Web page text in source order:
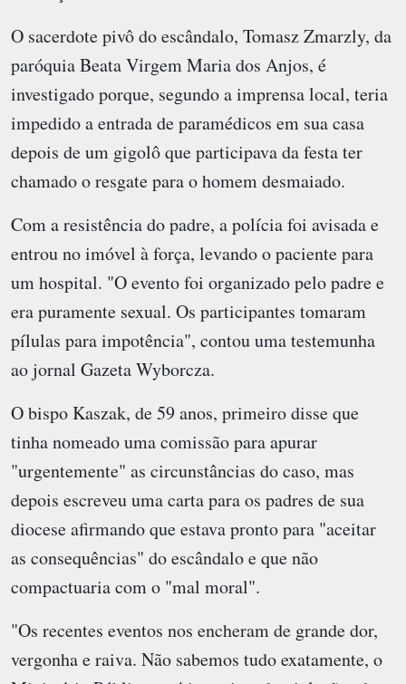
O sacerdote pivô do escândalo, Tomasz Zmarzly, da
paróquia Beata Virgem Maria dos Anjos, é
investigado porque, segundo a imprensa local, teria
impedido a entrada de paramédicos em sua casa
depois de um gigolô que participava da festa ter
chamado o resgate para o homem desmaiado.
Com a resistência do padre, a polícia foi avisada e
entrou no imóvel à força, levando o paciente para
um hospital. "O evento foi organizado pelo padre e
era puramente sexual. Os participantes tomaram
pílulas para impotência", contou uma testemunha
ao jornal Gazeta Wyborcza.
O bispo Kaszak, de 59 anos, primeiro disse que
tinha nomeado uma comissão para apurar
"urgentemente" as circunstâncias do caso, mas
depois escreveu uma carta para os padres de sua
diocese afirmando que estava pronto para "aceitar
as consequências" do escândalo e que não
compactuaria com o "mal moral".
"Os recentes eventos nos encheram de grande dor,
vergonha e raiva. Não sabemos tudo exatamente, o